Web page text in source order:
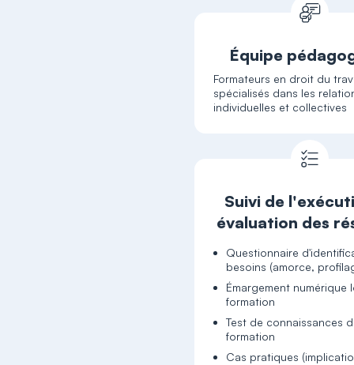
Équipe
Formateurs en droit du
spécialisés dans les
individuelles et collectives
Suivi de
évaluation des
Questionnaire
besoins (amorce,
Émargement numérique
formation
Test de connaissances
formation
Cas pratiques